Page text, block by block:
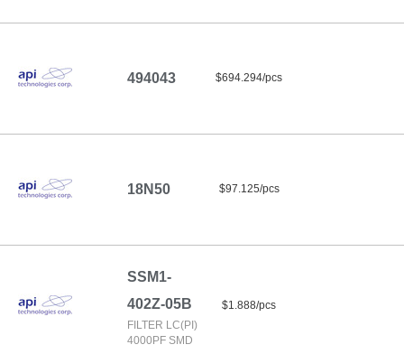
494043 $694.294/pcs
18N50 $97.125/pcs
SSM1-
402Z-05B
FILTER LC(PI)
4000PF SMD
$1.888/pcs